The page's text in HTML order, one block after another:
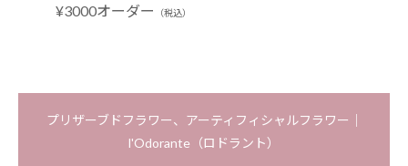
¥3000オーダー （税込）
プリザーブドフラワー、アーティフィシャルフラワー｜
l'Odorante（ロドラント）